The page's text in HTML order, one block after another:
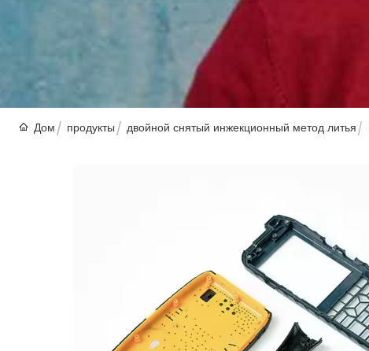
Дом продукты двойной снятый инжекционный метод литья